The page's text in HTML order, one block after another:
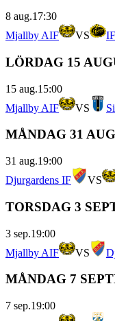
8 aug.17:30
Mjallby AIF
VS
LÖRDAG 15
15 aug.15:00
Mjallby AIF
VS
MÅNDAG 31
31 aug.19:00
Djurgardens IF
VS
TORSDAG 3
3 sep.19:00
Mjallby AIF
VS
MÅNDAG 7
7 sep.19:00